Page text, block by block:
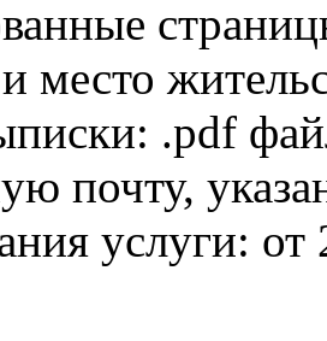
место
.pdf
почту,
услуги: от